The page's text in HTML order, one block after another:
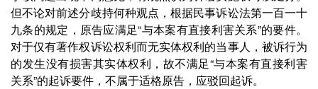
但不论对前述分歧持何种观点，根据民事诉讼法第一百一十
九条的规定，原告应满足“与本案有直接利害关系”的要件。
对于仅有著作权诉讼权利而无实体权利的当事人，被诉行为
的发生没有损害其实体权利，故不满足“与本案有直接利害
关系”的起诉要件，不属于适格原告，应驳回起诉。